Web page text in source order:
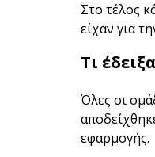
Στο τέλος
είχαν για
Τι
Όλες οι
εφαρμογής.